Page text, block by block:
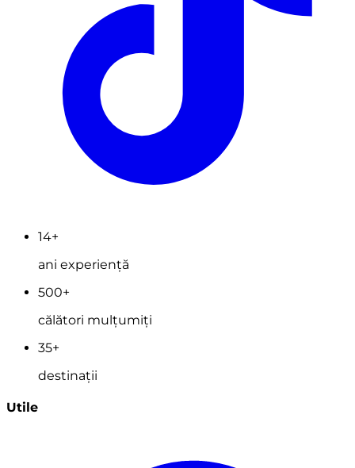
14+
ani experiență
500+
călători mulțumiți
35+
destinații
Utile